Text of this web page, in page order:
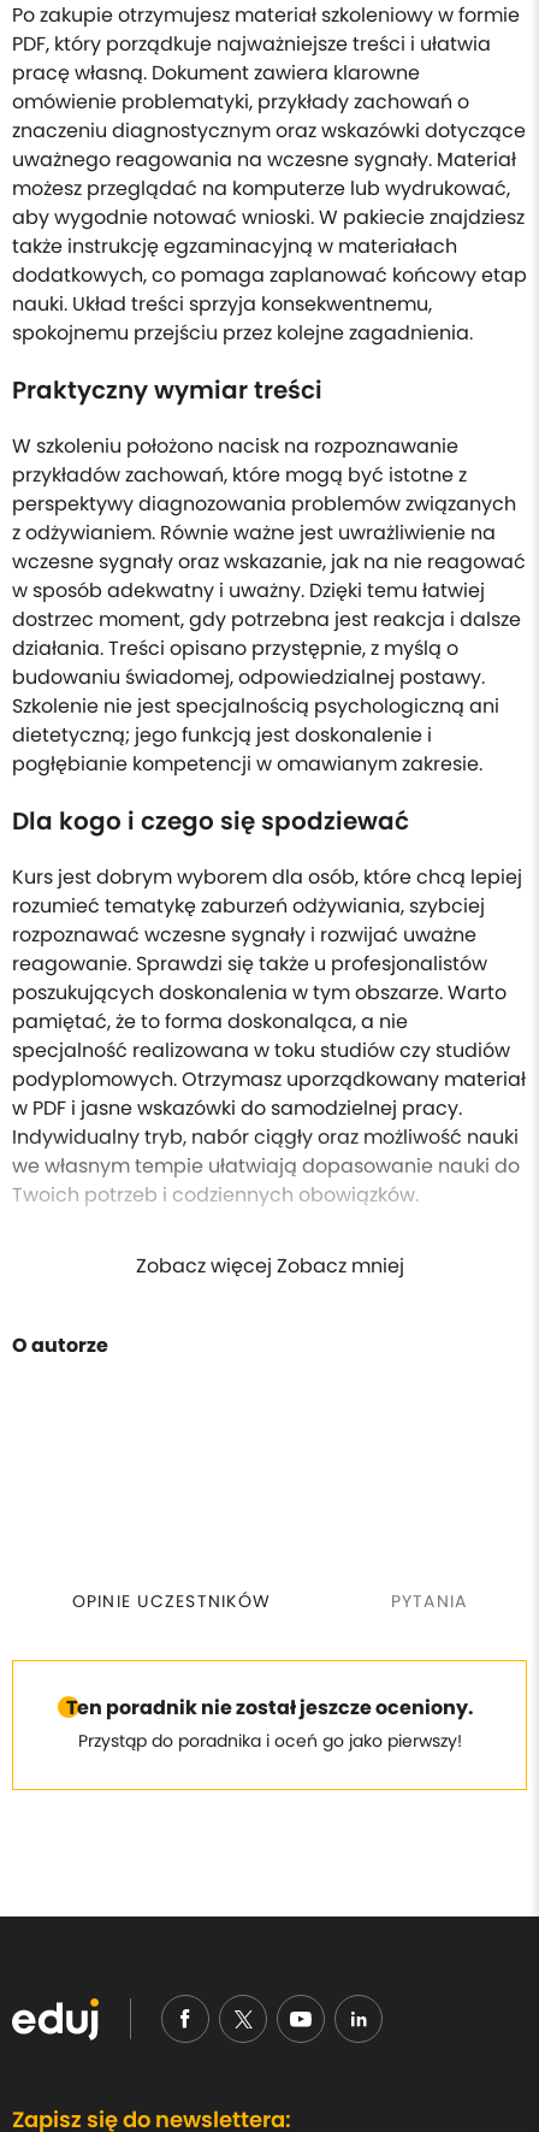
Po zakupie otrzymujesz materiał szkoleniowy w formie
PDF, który porządkuje najważniejsze treści i ułatwia
pracę własną. Dokument zawiera klarowne
omówienie problematyki, przykłady zachowań o
znaczeniu diagnostycznym oraz wskazówki dotyczące
uważnego reagowania na wczesne sygnały. Materiał
możesz przeglądać na komputerze lub wydrukować,
aby wygodnie notować wnioski. W pakiecie znajdziesz
także instrukcję egzaminacyjną w materiałach
dodatkowych, co pomaga zaplanować końcowy etap
nauki. Układ treści sprzyja konsekwentnemu,
spokojnemu przejściu przez kolejne zagadnienia.
Praktyczny wymiar treści
W szkoleniu położono nacisk na rozpoznawanie
przykładów zachowań, które mogą być istotne z
perspektywy diagnozowania problemów związanych
z odżywianiem. Równie ważne jest uwrażliwienie na
wczesne sygnały oraz wskazanie, jak na nie reagować
w sposób adekwatny i uważny. Dzięki temu łatwiej
dostrzec moment, gdy potrzebna jest reakcja i dalsze
działania. Treści opisano przystępnie, z myślą o
budowaniu świadomej, odpowiedzialnej postawy.
Szkolenie nie jest specjalnością psychologiczną ani
dietetyczną; jego funkcją jest doskonalenie i
pogłębianie kompetencji w omawianym zakresie.
Dla kogo i czego się spodziewać
Kurs jest dobrym wyborem dla osób, które chcą lepiej
rozumieć tematykę zaburzeń odżywiania, szybciej
rozpoznawać wczesne sygnały i rozwijać uważne
reagowanie. Sprawdzi się także u profesjonalistów
poszukujących doskonalenia w tym obszarze. Warto
pamiętać, że to forma doskonaląca, a nie
specjalność realizowana w toku studiów czy studiów
podyplomowych. Otrzymasz uporządkowany materiał
w PDF i jasne wskazówki do samodzielnej pracy.
Indywidualny tryb, nabór ciągły oraz możliwość nauki
we własnym tempie ułatwiają dopasowanie nauki do
Twoich potrzeb i codziennych obowiązków.
Zobacz więcej Zobacz mniej
O autorze
OPINIE UCZESTNIKÓW PYTANIA
Ten poradnik nie został jeszcze oceniony.
Przystąp do poradnika i oceń go jako pierwszy!
Zapisz się do newslettera: